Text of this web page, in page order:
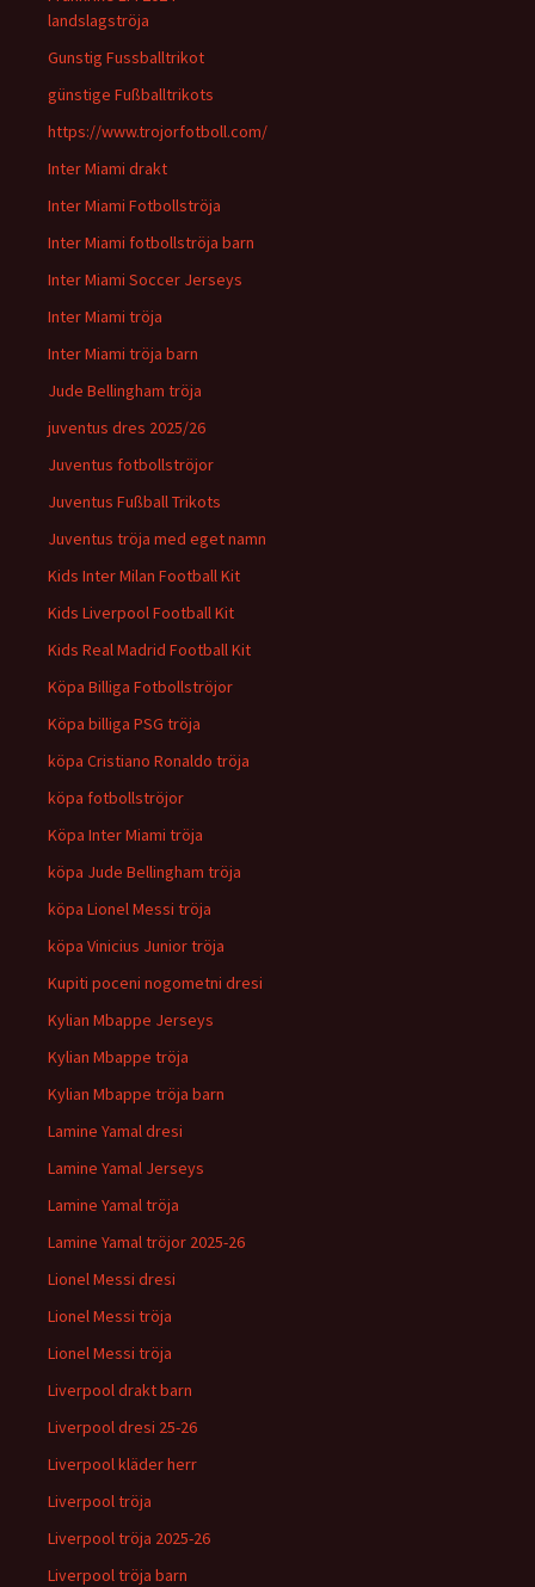
landslagströja
Gunstig Fussballtrikot
günstige Fußballtrikots
https://www.trojorfotboll.com/
Inter Miami drakt
Inter Miami Fotbollströja
Inter Miami fotbollströja barn
Inter Miami Soccer Jerseys
Inter Miami tröja
Inter Miami tröja barn
Jude Bellingham tröja
juventus dres 2025/26
Juventus fotbollströjor
Juventus Fußball Trikots
Juventus tröja med eget namn
Kids Inter Milan Football Kit
Kids Liverpool Football Kit
Kids Real Madrid Football Kit
Köpa Billiga Fotbollströjor
Köpa billiga PSG tröja
köpa Cristiano Ronaldo tröja
köpa fotbollströjor
Köpa Inter Miami tröja
köpa Jude Bellingham tröja
köpa Lionel Messi tröja
köpa Vinicius Junior tröja
Kupiti poceni nogometni dresi
Kylian Mbappe Jerseys
Kylian Mbappe tröja
Kylian Mbappe tröja barn
Lamine Yamal dresi
Lamine Yamal Jerseys
Lamine Yamal tröja
Lamine Yamal tröjor 2025-26
Lionel Messi dresi
Lionel Messi tröja
Lionel Messi tröja
Liverpool drakt barn
Liverpool dresi 25-26
Liverpool kläder herr
Liverpool tröja
Liverpool tröja 2025-26
Liverpool tröja barn